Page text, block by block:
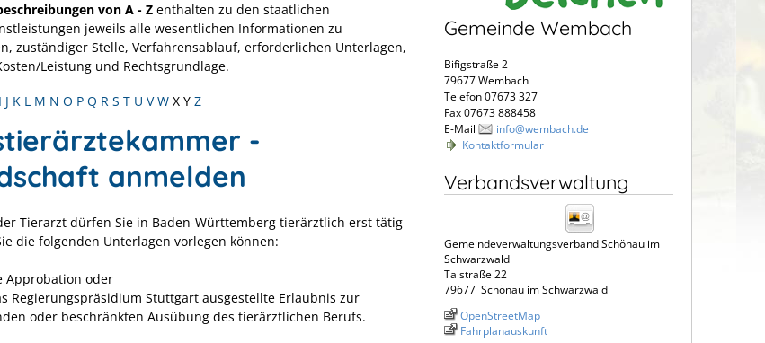
von A - Z enthalten zu den staatlichen
jeweils alle wesentlichen Informationen zu
zuständiger Stelle, Verfahrensablauf, erforderlichen Unterlagen,
Leistung und Rechtsgrundlage.
I J K L M N O P Q R S T U V W X Y Z
-
anmelden
Tierarzt dürfen Sie in Baden-Württemberg tierärztlich erst tätig
die folgenden Unterlagen vorlegen können:
Approbation oder
Regierungspräsidium Stuttgart ausgestellte Erlaubnis zur
oder beschränkten Ausübung des tierärztlichen Berufs.
Gemeinde Wembach
Bifigstraße 2
79677 Wembach
Telefon 07673 327
Fax 07673 888458
E-Mail
info@wembach.de
Kontaktformular
Verbandsverwaltung
Gemeindeverwaltungsverband Schönau im
Schwarzwald
Talstraße 22
79677 Schönau im Schwarzwald
OpenStreetMap
Fahrplanauskunft